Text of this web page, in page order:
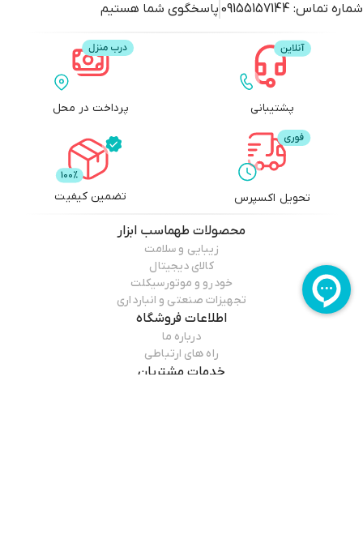
شماره تماس: 09155157144 پاسخگوی شما هستیم
پشتیبانی پرداخت در محل
تحویل اکسپرس تضمین کیفیت
محصولات طهماسب ابزار
زیبایی و سلامت
کالای دیجیتال
خودرو و موتورسیکلت
تجهیزات صنعتی و انبارداری
اطلاعات فروشگاه
درباره ما
راه های ارتباطی
خدمات مشتریان